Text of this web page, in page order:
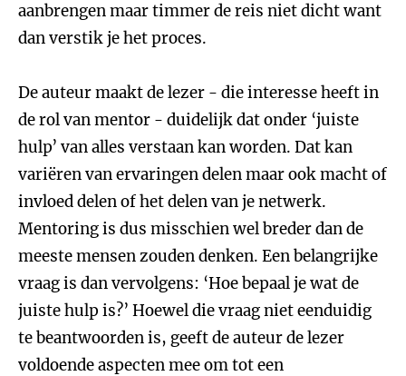
aanbrengen maar timmer de reis niet dicht want
dan verstik je het proces.
De auteur maakt de lezer - die interesse heeft in
de rol van mentor - duidelijk dat onder ‘juiste
hulp’ van alles verstaan kan worden. Dat kan
variëren van ervaringen delen maar ook macht of
invloed delen of het delen van je netwerk.
Mentoring is dus misschien wel breder dan de
meeste mensen zouden denken. Een belangrijke
vraag is dan vervolgens: ‘Hoe bepaal je wat de
juiste hulp is?’ Hoewel die vraag niet eenduidig
te beantwoorden is, geeft de auteur de lezer
voldoende aspecten mee om tot een